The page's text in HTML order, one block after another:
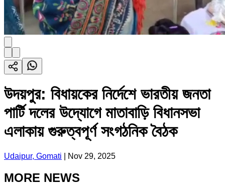
উদয়পুর: বিধায়কের নির্দেশে ভারতীয় জনতা
পার্টি দলের উদ্যোগে মাতাবাড়ি বিধানসভা
এলাকায় গুরুত্বপূর্ণ সংগঠনিক বৈঠক
Udaipur, Gomati Nov 29, 2025
MORE NEWS